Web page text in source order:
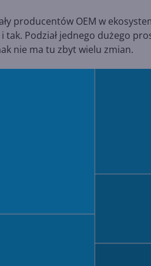
producentów OEM w
tak. Podział jednego dużego
nie ma tu zbyt wielu zmian.